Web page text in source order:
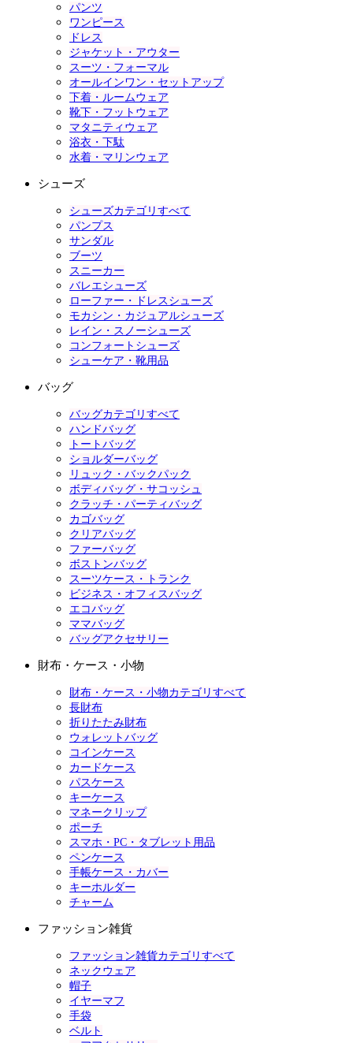
パンツ
ワンピース
ドレス
ジャケット・アウター
スーツ・フォーマル
オールインワン・セットアップ
下着・ルームウェア
靴下・フットウェア
マタニティウェア
浴衣・下駄
水着・マリンウェア
シューズ
シューズカテゴリすべて
パンプス
サンダル
ブーツ
スニーカー
バレエシューズ
ローファー・ドレスシューズ
モカシン・カジュアルシューズ
レイン・スノーシューズ
コンフォートシューズ
シューケア・靴用品
バッグ
バッグカテゴリすべて
ハンドバッグ
トートバッグ
ショルダーバッグ
リュック・バックパック
ボディバッグ・サコッシュ
クラッチ・パーティバッグ
カゴバッグ
クリアバッグ
ファーバッグ
ボストンバッグ
スーツケース・トランク
ビジネス・オフィスバッグ
エコバッグ
ママバッグ
バッグアクセサリー
財布・ケース・小物
財布・ケース・小物カテゴリすべて
長財布
折りたたみ財布
ウォレットバッグ
コインケース
カードケース
パスケース
キーケース
マネークリップ
ポーチ
スマホ・PC・タブレット用品
ペンケース
手帳ケース・カバー
キーホルダー
チャーム
ファッション雑貨
ファッション雑貨カテゴリすべて
ネックウェア
帽子
イヤーマフ
手袋
ベルト